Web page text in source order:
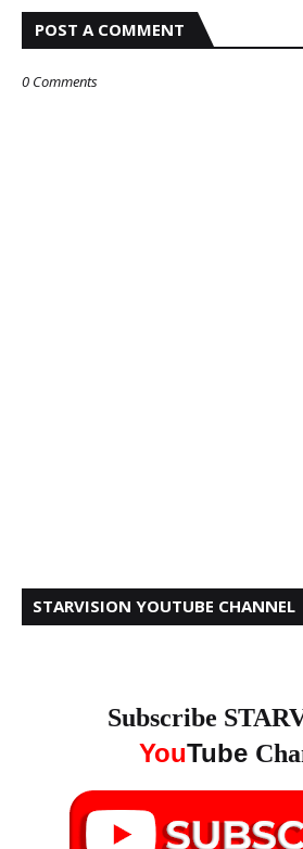
POST A COMMENT
0 Comments
STARVISION YOUTUBE CHANNEL
Subscribe
YouTube